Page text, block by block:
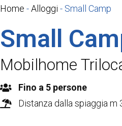
Home -Alloggi - Small Camp
Small
Mobilhome
Fino a 5 persone
Distanza dalla spiaggia m